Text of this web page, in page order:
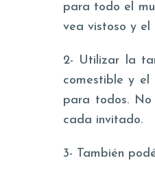
para todo el
vea vistoso y el
2- Utilizar la
comestible y
para todos.
cada invitado.
3- También